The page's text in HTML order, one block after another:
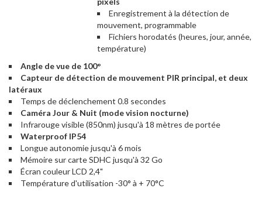
Enregistrement à la détection de
mouvement, programmable
Fichiers horodatés (heures, jour, année,
température)
Angle de vue de 100°
Capteur de détection de mouvement PIR principal, et deux
latéraux
Temps de déclenchement 0.8 secondes
Caméra Jour & Nuit (mode vision nocturne)
Infrarouge visible (850nm) jusqu'à 18 mètres de portée
Waterproof IP54
Longue autonomie jusqu'à 6 mois
Mémoire sur carte SDHC jusqu'à 32 Go
Écran couleur LCD 2,4"
Température d'utilisation -30° à + 70°C